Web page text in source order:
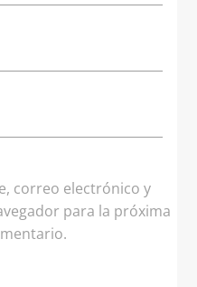
correo electrónico y
para la próxima